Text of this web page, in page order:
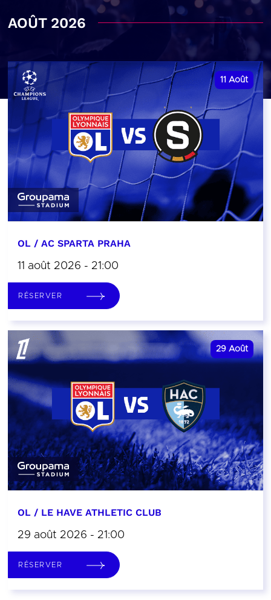
AOÛT 2026
11 Août
OL / AC SPARTA PRAHA
11 août 2026 - 21:00
RÉSERVER
29 Août
OL / LE HAVE ATHLETIC CLUB
29 août 2026 - 21:00
RÉSERVER